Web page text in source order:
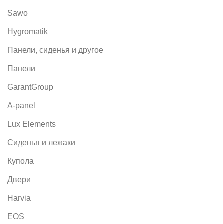
Sawo
Hygromatik
Панели, сиденья и другое
Панели
GarantGroup
A-panel
Lux Elements
Сиденья и лежаки
Купола
Двери
Harvia
EOS